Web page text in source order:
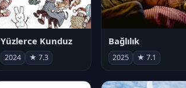
Yüzlerce Kunduz
2024 ★ 7.3
Bağlılık
2025 ★ 7.1